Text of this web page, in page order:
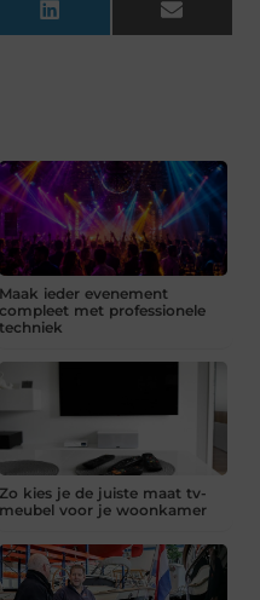
LinkedIn Email
Maak ieder evenement
compleet met professionele
techniek
Zo kies je de juiste maat tv-
meubel voor je woonkamer